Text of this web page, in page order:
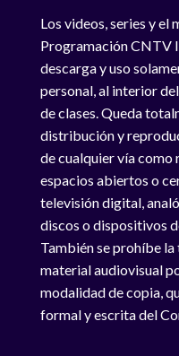
Los videos, series y
Programación CNTV
descarga y uso
personal, al interior
de clases. Queda
distribución y
de cualquier vía como
espacios abiertos o
televisión digital,
discos o dispositivos
También se prohíbe
material audiovisual
modalidad de copia,
formal y escrita del